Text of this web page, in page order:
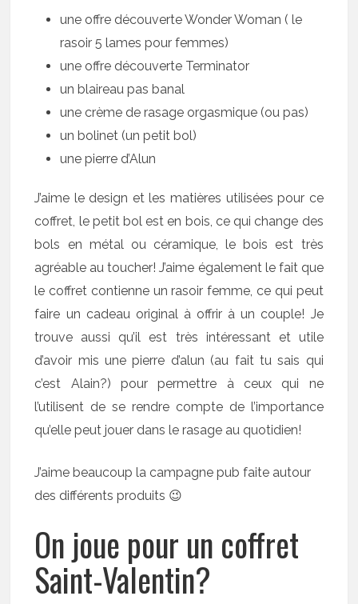
une offre découverte Wonder Woman ( le
rasoir 5 lames pour femmes)
une offre découverte Terminator
un blaireau pas banal
une crème de rasage orgasmique (ou pas)
un bolinet (un petit bol)
une pierre d’Alun
J’aime le design et les matières utilisées pour ce
coffret, le petit bol est en bois, ce qui change des
bols en métal ou céramique, le bois est très
agréable au toucher! J’aime également le fait que
le coffret contienne un rasoir femme, ce qui peut
faire un cadeau original à offrir à un couple! Je
trouve aussi qu’il est très intéressant et utile
d’avoir mis une pierre d’alun (au fait tu sais qui
c’est Alain?) pour permettre à ceux qui ne
l’utilisent de se rendre compte de l’importance
qu’elle peut jouer dans le rasage au quotidien!
J’aime beaucoup la campagne pub faite autour
des différents produits 😉
On joue pour un coffret
Saint-Valentin?